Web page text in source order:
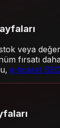
veya
fırsatı
e-ticaret SEO